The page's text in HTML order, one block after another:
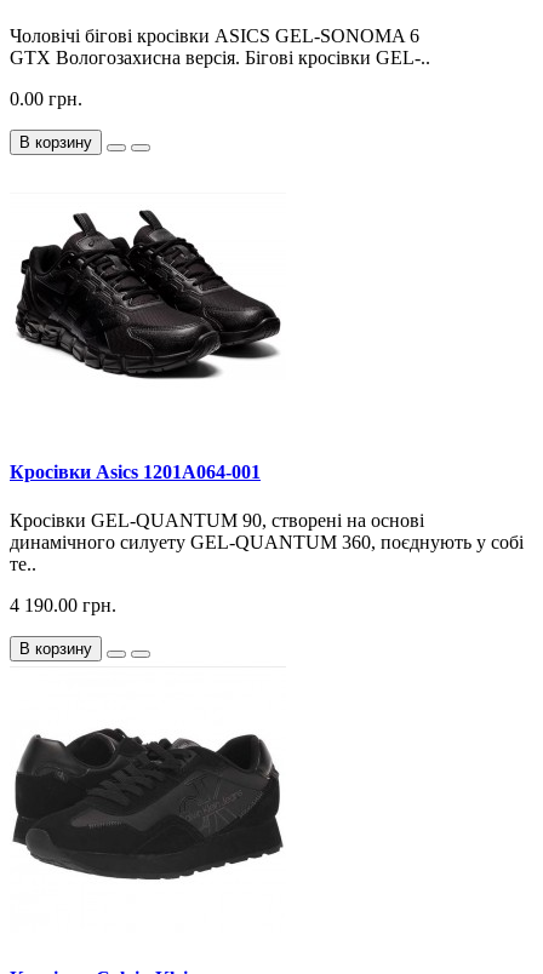
Чоловічі бігові кросівки ASICS GEL-SONOMA 6
GTX Вологозахисна версія. Бігові кросівки GEL-..
0.00 грн.
В корзину
Кросiвки Asics 1201A064-001
Кросівки GEL-QUANTUM 90, створені на основі
динамічного силуету GEL-QUANTUM 360, поєднують у собі
те..
4 190.00 грн.
В корзину